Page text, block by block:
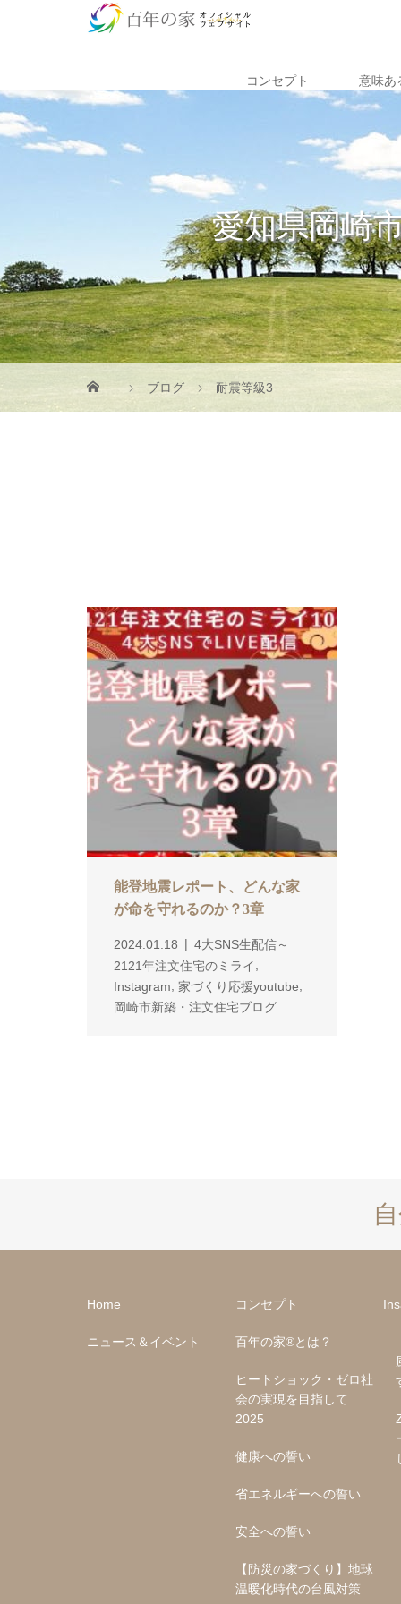
コンセプト 意味あ
愛知県岡崎
ブログ 耐震等級3
能登地震レポート、どんな家
が命を守れるのか？3章
2024.01.18
4大SNS生配信～
2121年注文住宅のミライ
Instagram 家づくり応援youtube
岡崎市新築・注文住宅ブログ
Home
ニュース＆イベント
コンセプト
百年の家®︎とは？
ヒートショック・ゼロ社
会の実現を目指して
2025
健康への誓い
省エネルギーへの誓い
安全への誓い
【防災の家づくり】地球
温暖化時代の台風対策